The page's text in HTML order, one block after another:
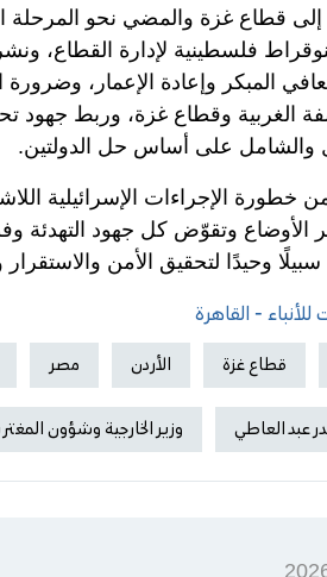
إلى قطاع غزة والمضي نحو المرحلة
فلسطينية لإدارة القطاع، ونشر
المبكر وإعادة الإعمار،
الغربية وقطاع غزة، وربط جهود
والشامل على أساس حل الدولتين.
خطورة الإجراءات الإسرائيلية
الأوضاع وتقوّض كل جهود التهدئة
وحيدًا لتحقيق الأمن
- القاهرة
قطاع غزة الأردن مصر
عبد العاطي وزير الخارجية وشؤون